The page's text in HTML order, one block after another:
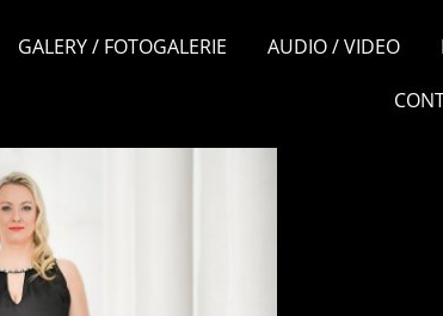
GALERY / FOTOGALERIE AUDIO / VIDEO